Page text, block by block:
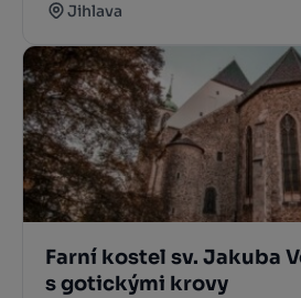
Jihlava
Farní kostel sv. Jakuba
s gotickými krovy